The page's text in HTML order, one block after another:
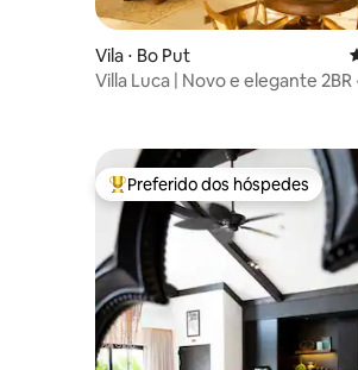
Vila ⋅ Bo Put
Villa Luca | Novo e elegante 2BR
Entre os melhores preferidos
Preferido dos hóspedes